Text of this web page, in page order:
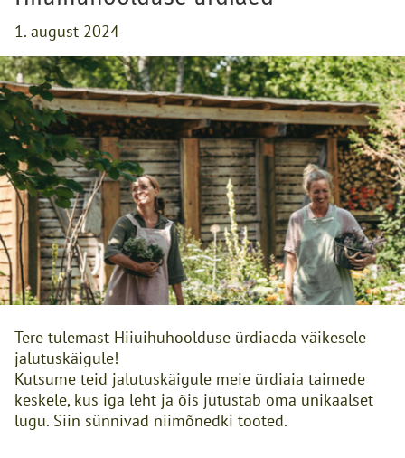
1. august 2024
Tere tulemast Hiiuihuhoolduse ürdiaeda väikesele
jalutuskäigule!
Kutsume teid jalutuskäigule meie ürdiaia taimede
keskele, kus iga leht ja õis jutustab oma unikaalset
lugu. Siin sünnivad niimõnedki tooted.